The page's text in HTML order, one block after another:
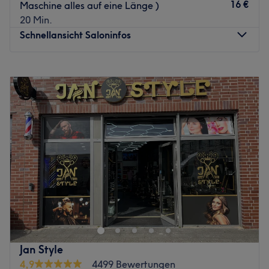
Das sympathische und kreative Team des Shops
überzeugt mit Präzision und Fachwissen und versteht sein
Handwerk. Hier begibst du dich in die besten Hände und
Atmosphäre: Familiär, professionell, modern.
Expertise: Haarschnitte und Rasuren, Bartpflege.
Produkte und Produktmarken: Hochwertige Produkte.
Extras: Gut mit den Öffis zu erreichen.
Zurück zur Salonansicht
Maschine alles auf eine Länge )
20 Min.
16 €
Schnellansicht Saloninfos
Dienstag
09:00–19:00
Mittwoch
09:00–19:00
Donnerstag
09:00–19:00
Freitag
09:00–19:00
Samstag
09:00–18:00
Sonntag
Geschlossen
Bist du gelangweilt von deinen Haaren und brauchst eine
Veränderung? Dann ist der Salon Jan Style in
Kaltenkirchen genau der Richtige. Nach einer
individuellen Beratung wird für dich ein neuer Schnitt
oder die passende Farbe gefunden. Sei es Balayage,
Foliensträhnen oder klassischer Haarschnitt, hier bleibt
Jan Style
4,9
4499 Bewertungen